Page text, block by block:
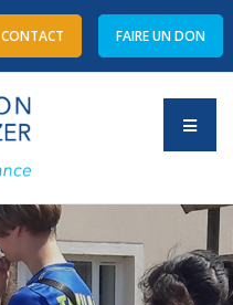
CONTACT FAIRE UN DON